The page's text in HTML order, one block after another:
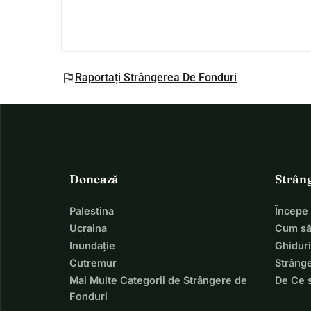
flag Raportați Strângerea De Fonduri
Donează
Palestina
Ucraina
Inundație
Cutremur
Mai Multe Categorii de Strângere de
Fonduri
Începe
Cum
De Ce